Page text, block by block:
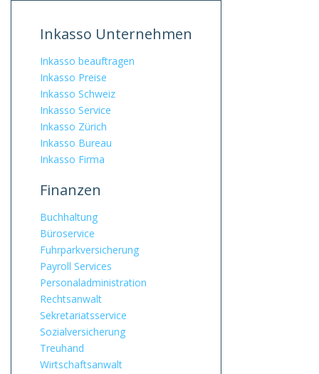
Inkasso Unternehmen
Inkasso beauftragen
Inkasso Preise
Inkasso Schweiz
Inkasso Service
Inkasso Zürich
Inkasso Bureau
Inkasso Firma
Finanzen
Buchhaltung
Büroservice
Fuhrpark­versicherung
Payroll Services
Personal­administration
Rechtsanwalt
Sekretariatsservice
Sozialversicherung
Treuhand
Wirtschaftsanwalt